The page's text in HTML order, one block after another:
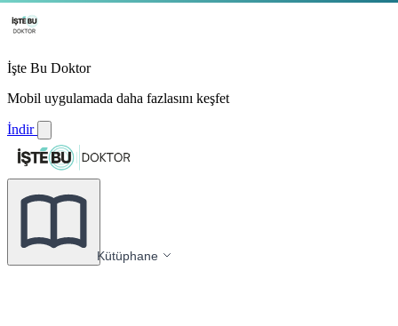
İşte Bu Doktor
Mobil uygulamada daha fazlasını keşfet
İndir
Kütüphane